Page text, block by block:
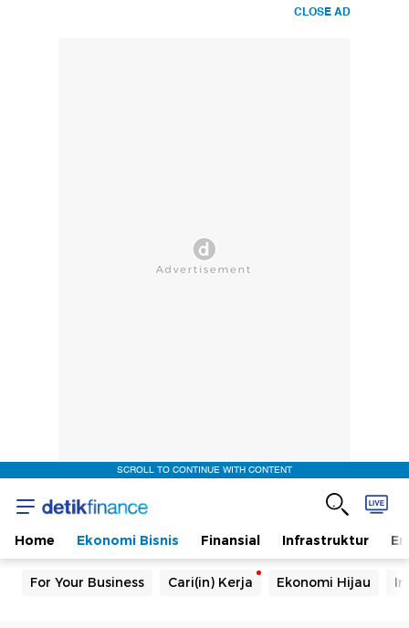
CLOSE AD
SCROLL TO CONTINUE WITH CONTENT
Home Ekonomi Bisnis Finansial Infrastruktur
For Your Business Cari(in) Kerja Ekonomi Hijau